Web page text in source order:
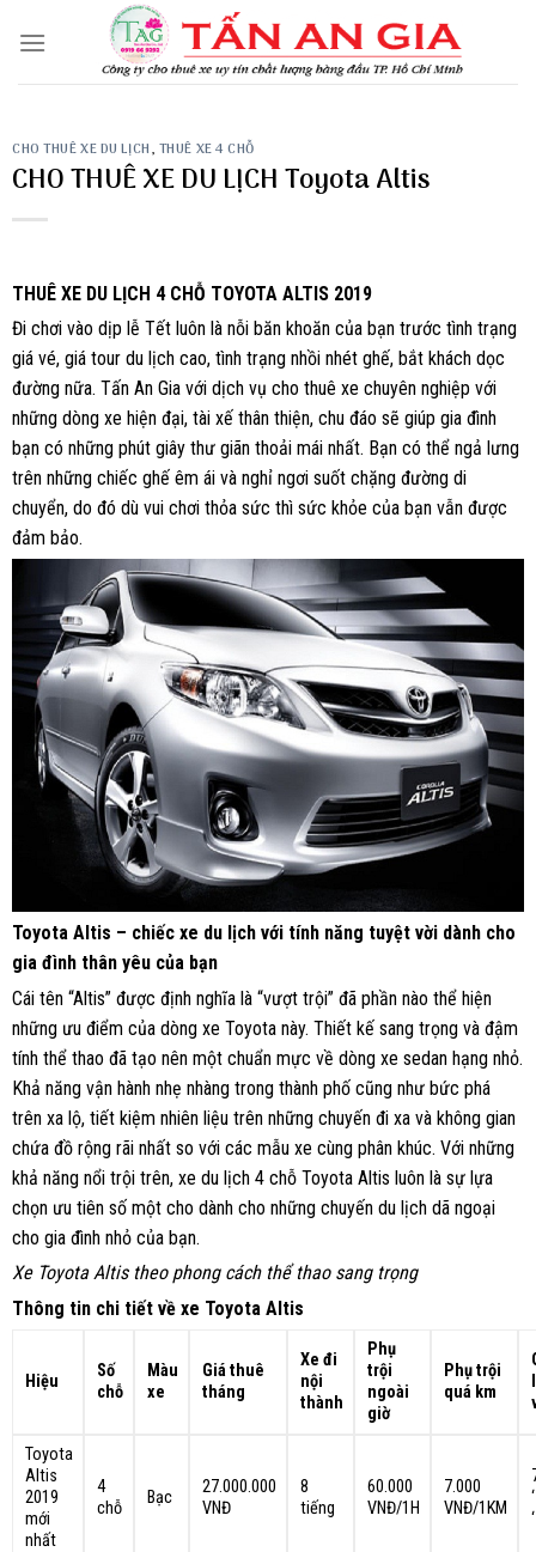
CHO THUÊ XE DU LỊCH, THUÊ XE 4 CHỖ
CHO THUÊ XE DU LỊCH Toyota Altis
THUÊ XE DU LỊCH 4 CHỖ TOYOTA ALTIS 2019
Đi chơi vào dịp lễ Tết luôn là nỗi băn khoăn của bạn trước tình trạng
giá vé, giá tour du lịch cao, tình trạng nhồi nhét ghế, bắt khách dọc
đường nữa. Tấn An Gia với dịch vụ cho thuê xe chuyên nghiệp với
những dòng xe hiện đại, tài xế thân thiện, chu đáo sẽ giúp gia đình
bạn có những phút giây thư giãn thoải mái nhất. Bạn có thể ngả lưng
trên những chiếc ghế êm ái và nghỉ ngơi suốt chặng đường di
chuyển, do đó dù vui chơi thỏa sức thì sức khỏe của bạn vẫn được
đảm bảo.
Toyota Altis – chiếc xe du lịch với tính năng tuyệt vời dành cho
gia đình thân yêu của bạn
Cái tên “Altis” được định nghĩa là “vượt trội” đã phần nào thể hiện
những ưu điểm của dòng xe Toyota này. Thiết kế sang trọng và đậm
tính thể thao đã tạo nên một chuẩn mực về dòng xe sedan hạng nhỏ.
Khả năng vận hành nhẹ nhàng trong thành phố cũng như bức phá
trên xa lộ, tiết kiệm nhiên liệu trên những chuyến đi xa và không gian
chứa đồ rộng rãi nhất so với các mẫu xe cùng phân khúc. Với những
khả năng nổi trội trên, xe du lịch 4 chỗ Toyota Altis luôn là sự lựa
chọn ưu tiên số một cho dành cho những chuyến du lịch dã ngoại
cho gia đình nhỏ của bạn.
Xe Toyota Altis theo phong cách thể thao sang trọng
Thông tin chi tiết về xe Toyota Altis
Hiệu
Số
chỗ
Màu
xe
Giá thuê
tháng
Xe đi
nội
thành
Phụ
trội
ngoài
giờ
Phụ trội
quá km
Toyota
Altis
2019
mới
nhất
4
chỗ
Bạc
27.000.000
VNĐ
8
tiếng
60.000
VNĐ/1H
7.000
VNĐ/1KM
‘